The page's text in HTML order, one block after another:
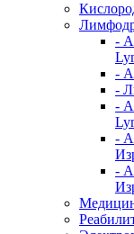
-
-
-
-
-
-